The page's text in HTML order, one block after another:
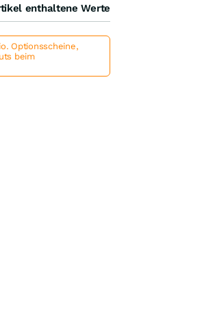
enthaltene Werte
Optionsscheine,
beim